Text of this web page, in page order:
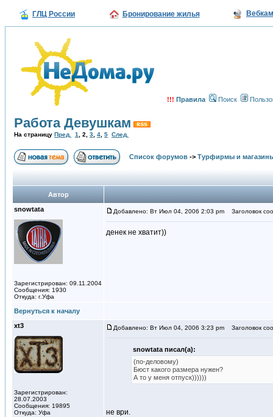
ГЛЦ России Бронирование жилья
!!! Правила Поиск
Работа Девушкам
На страницу Пред. 1 2 3 4 5 След.
Список форумов -> Турфирмы и
Автор
snowtata
Зарегистрирован: 09.11.2004
Сообщения: 1930
Откуда: г.Уфа
Добавлено: Вт Июл 04, 2006 2:03 pm Заголовок
денек не хватит))
Вернуться к началу
xt3
Зарегистрирован:
28.07.2003
Сообщения: 19895
Откуда: Уфа
Добавлено: Вт Июл 04, 2006 3:23 pm Заголовок
snowtata писал(а):
(по-деловому)
Бюст какого размера нужен?
А то у меня отпуск))))))
не ври.